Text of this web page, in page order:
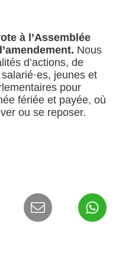
à l’Assemblée
Nous
d’actions, de
jeunes et
pour
fériée et payée, où
ou se reposer.